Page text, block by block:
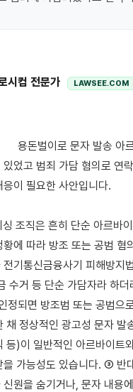
시컴 전문가 LAWSEE.COM
있었고 범죄 가담 혐의로 연
응이 필요한 사안입니다.
조직은 흔히 단순 아르바
황에 따라 방조 또는 공범
전기통신금융사기 피해방지
수거 등 단순 가담자라 하
정되면 방조범 또는 공범으
채 정상적인 광고성 문자 발
등)이 일반적인 아르바이트
을 가능성도 있습니다. ③ 반
신원을 숨기거나, 문자 내용